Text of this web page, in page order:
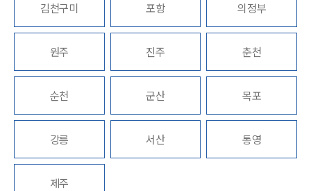
업무사례
주요 업무사례
사례분석/최신동향
법률정보
법률지식인
고객후기
업무분야
김천구미 포항 의정부
원주 진주 춘천
순천 군산 목포
강릉 서산 통영
제주